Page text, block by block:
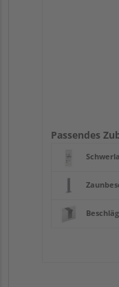
Passendes